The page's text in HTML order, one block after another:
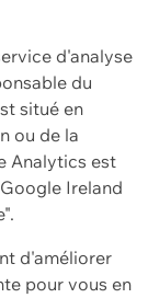
d'analyse
du
situé en
ou de la
Analytics est
Ireland
d'améliorer
pour vous en